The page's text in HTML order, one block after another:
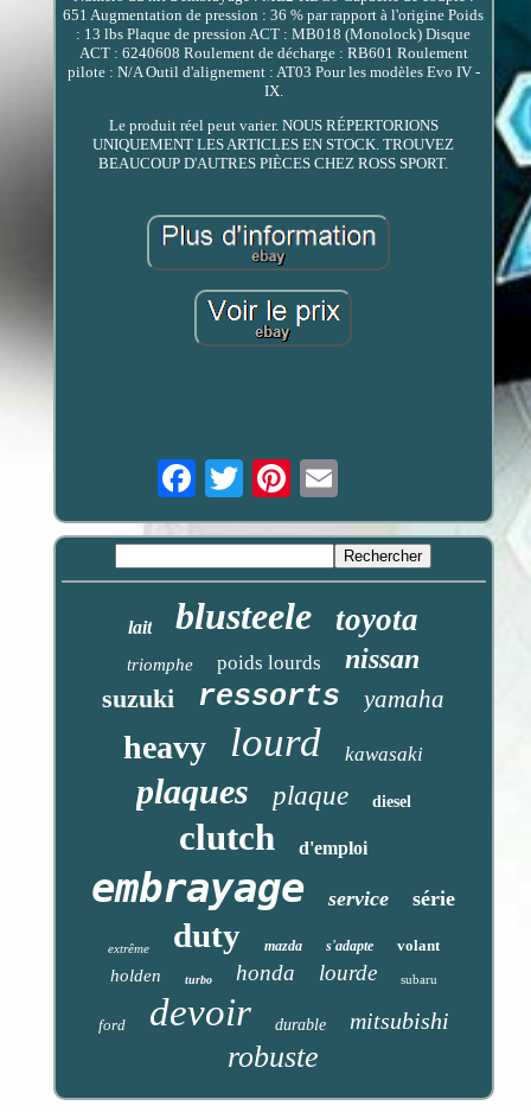
651 Augmentation de pression : 36 % par rapport à l'origine Poids
: 13 lbs Plaque de pression ACT : MB018 (Monolock) Disque
ACT : 6240608 Roulement de décharge : RB601 Roulement
pilote : N/A Outil d'alignement : AT03 Pour les modèles Evo IV -
IX.
Le produit réel peut varier. NOUS RÉPERTORIONS
UNIQUEMENT LES ARTICLES EN STOCK. TROUVEZ
BEAUCOUP D'AUTRES PIÈCES CHEZ ROSS SPORT.
Email
lait blusteele toyota
triomphe poids lourds nissan
suzuki ressorts yamaha
heavy lourd kawasaki
plaques plaque diesel
clutch d'emploi
embrayage service série
extrême duty mazda s'adapte volant
holden turbo honda lourde subaru
ford devoir durable mitsubishi
robuste